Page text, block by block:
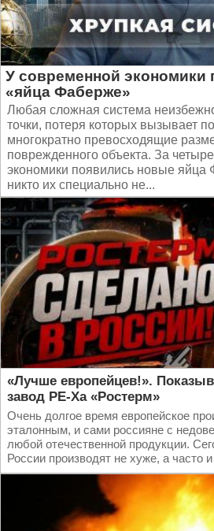
У современной экономики
«яйца Фаберже»
Любая сложная система
точки, потеря которых вызывает
многократно превосходящие
поврежденного объекта. За
экономики появились новые
никто их специально не...
«Лучше европейцев!».
завод PE-Xa «Ростерм»
Очень долгое время европейское
эталонным, и сами россияне с
любой отечественной продукции.
России производят не хуже, а часто